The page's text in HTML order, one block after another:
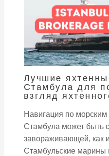
Лучшие
Стамбула для
взгляд
Навигация по
Стамбула может быть
завораживающей, как
Стамбульские марины